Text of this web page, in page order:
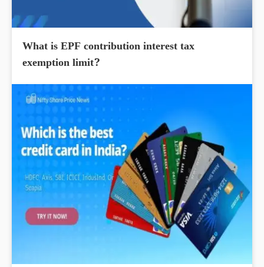
What is EPF contribution interest tax
exemption limit?